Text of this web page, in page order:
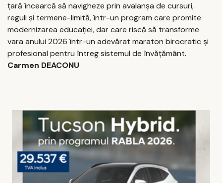
țară încearcă să navigheze prin avalanșa de cursuri,
reguli și termene-limită, într-un program care promite
modernizarea educației, dar care riscă să transforme
vara anului 2026 într-un adevărat maraton birocratic și
profesional pentru întreg sistemul de învățământ.
Carmen DEACONU